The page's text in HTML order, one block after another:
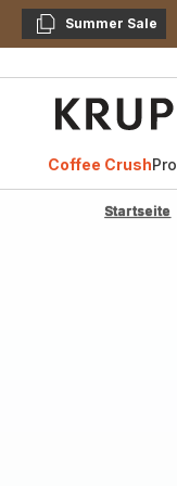
KopierenSummer Sale
Coffee Crush
Startseite